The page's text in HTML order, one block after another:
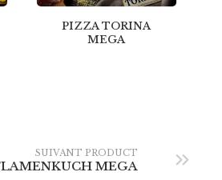
PIZZA TORINA
MEGA
SUIVANT PRODUCT
MEGA